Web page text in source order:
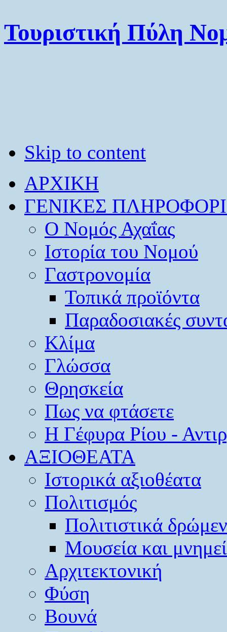
Τουριστική Πύλη
Skip to content
ΑΡΧΙΚΗ
ΓΕΝΙΚΕΣ
O Νομός Αχαΐας
Ιστορία του Νομού
Γαστρονομία
Τοπικά προϊόντα
Παραδοσιακές
Κλίμα
Γλώσσα
Θρησκεία
Πως να φτάσετε
Η Γέφυρα Ρίου -
ΑΞΙΟΘΕΑΤΑ
Ιστορικά αξιοθέατα
Πολιτισμός
Πολιτιστικά
Μουσεία και
Αρχιτεκτονική
Φύση
Βουνά